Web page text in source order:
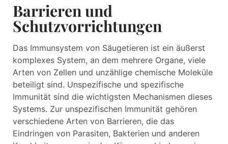
Barrieren und
Schutzvorrichtungen
Das Immunsystem von Säugetieren ist ein äußerst
komplexes System, an dem mehrere Organe, viele
Arten von Zellen und unzählige chemische Moleküle
beteiligt sind. Unspezifische und spezifische
Immunität sind die wichtigsten Mechanismen dieses
Systems. Zur unspezifischen Immunität gehören
verschiedene Arten von Barrieren, die das
Eindringen von Parasiten, Bakterien und anderen